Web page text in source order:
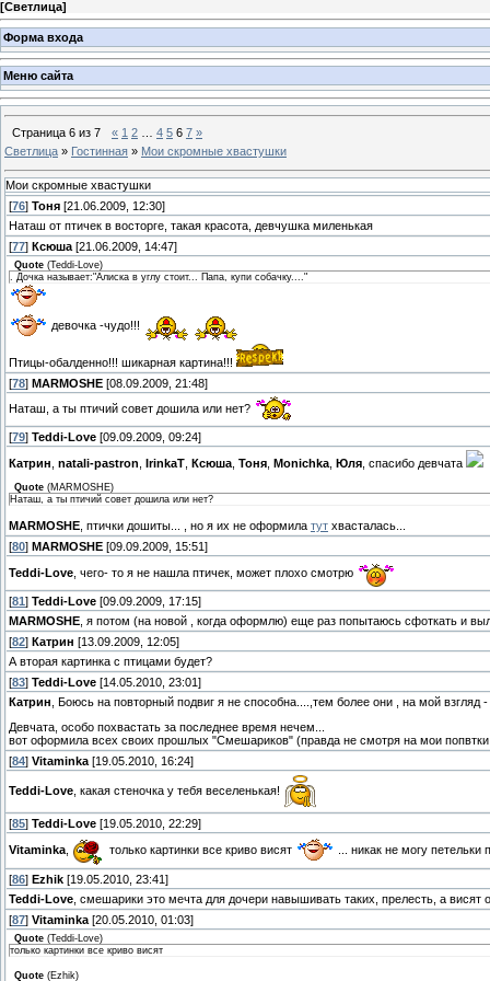
[Светлица]
Форма входа
Меню сайта
Страница 6 из 7 « 1 2 4 5 6 7 »
Светлица » Гостинная » Мои скромные хвастушки
Мои скромные хвастушки
[76] Тоня [21.06.2009, 12:30]
Наташ от птичек в восторге, такая красота, девчушка миленькая
[77] Ксюша [21.06.2009, 14:47]
Quote (Teddi-Love)
. Дочка называет:"Алиска в углу стоит... Папа, купи собачку...."
девочка -чудо!!!
Птицы-обалденно!!! шикарная картина!!!
[78] MARMOSHE [08.09.2009, 21:48]
Наташ, а ты птичий совет дошила или нет?
[79] Teddi-Love [09.09.2009, 09:24]
Катрин natali-pastron IrinkaT Ксюша Тоня Monichka Юля , спасибо девчата
Quote (MARMOSHE)
Наташ, а ты птичий совет дошила или нет?
MARMOSHE , птички дошиты... , но я их не оформила тут хвасталась...
[80] MARMOSHE [09.09.2009, 15:51]
Teddi-Love , чего- то я не нашла птичек, может плохо смотрю
[81 ] Teddi-Love [09.09.2009, 17:15]
MARMOSHE , я потом (на новой , когда оформлю) еще раз попытаюсь сфоткать и
[82] Катрин [13.09.2009, 12:05]
А вторая картинка с птицами будет?
[83] Teddi-Love [14.05.2010, 23:01]
Катрин , Боюсь на повторный подвиг я не способна....,тем более они , на мой взгляд
Девчата, особо похвастать за последнее время нечем...
вот оформила всех своих прошлых "Смешариков" (правда не смотря на мои попвтки
[84] Vitaminka [19.05.2010, 16:24]
Teddi-Love , какая стеночка у тебя веселенькая!
[85] Teddi-Love [19.05.2010, 22:29]
Vitaminka
только картинки все криво висят ... никак не могу петельки
[86] Ezhik [19.05.2010, 23:41]
Teddi-Love , смешарики это мечта для дочери навышивать таких, прелесть, а висят
[87] Vitaminka [20.05.2010, 01:03]
Quote (Teddi-Love)
только картинки все криво висят
Quote (Ezhik)